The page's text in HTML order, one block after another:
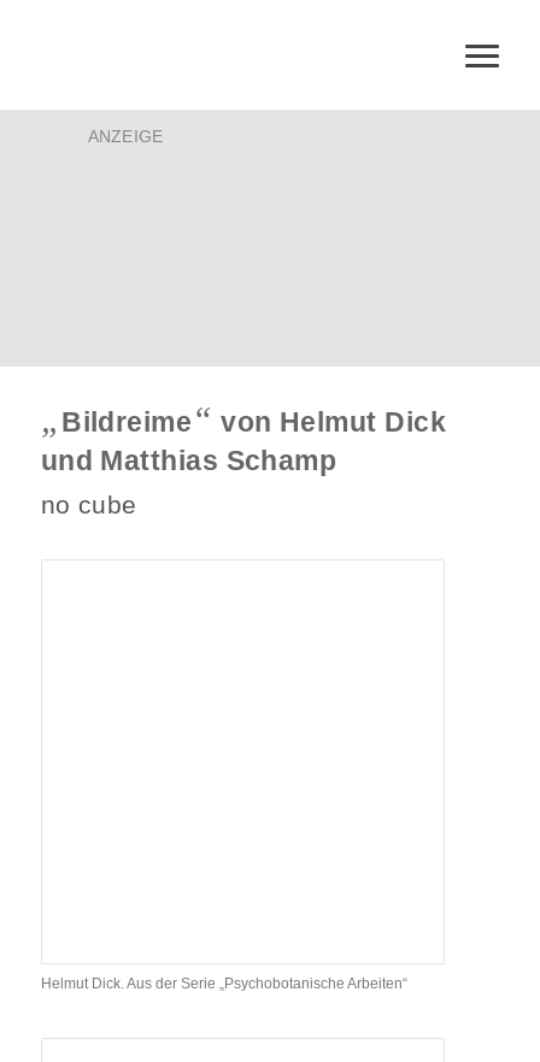
ANZEIGE
„ Bildreime“ von Helmut Dick
und Matthias Schamp
no cube
Helmut Dick. Aus der Serie „Psychobotanische Arbeiten“